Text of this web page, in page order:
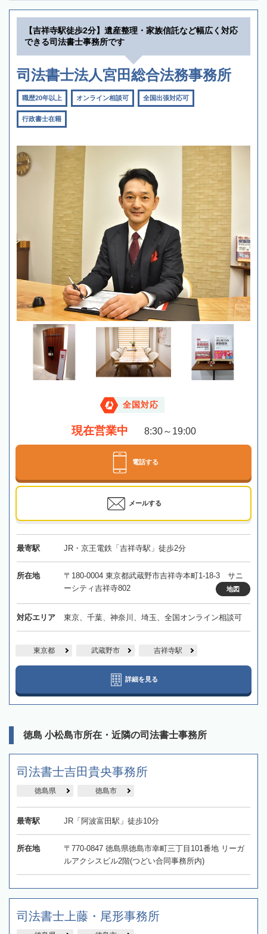
【吉祥寺駅徒歩2分】遺産整理・家族信託など幅広く対応
できる司法書士事務所です
司法書士法人宮田総合法務事務所
職歴20年以上 オンライン相談可 全国出張対応可
行政書士在籍
全国対応
現在営業中 8:30～19:00
電話する
メールする
最寄駅 JR・京王電鉄「吉祥寺駅」徒歩2分
所在地
〒180-0004 東京都武蔵野市吉祥寺本町1-18-3 サニ
ーシティ吉祥寺802
地図
対応エリア 東京、千葉、神奈川、埼玉、全国オンライン相談可
東京都 武蔵野市 吉祥寺駅
詳細を見る
徳島 小松島市所在・近隣の司法書士事務所
司法書士吉田貴央事務所
徳島県 徳島市
最寄駅 JR「阿波富田駅」徒歩10分
所在地
〒770-0847 徳島県徳島市幸町三丁目101番地 リーガ
ルアクシスビル2階(つどい合同事務所内)
司法書士上藤・尾形事務所